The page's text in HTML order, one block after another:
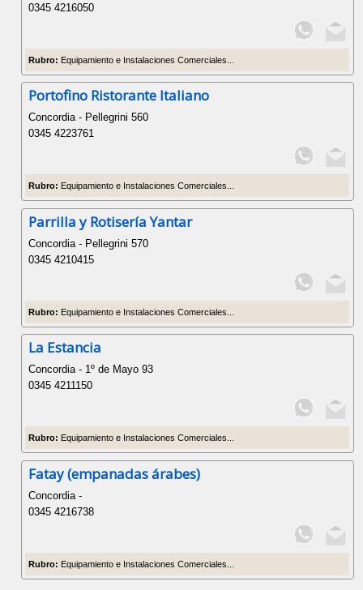
0345 4216050
Rubro: Equipamiento e Instalaciones Comerciales...
Portofino Ristorante Italiano
Concordia - Pellegrini 560
0345 4223761
Rubro: Equipamiento e Instalaciones Comerciales...
Parrilla y Rotisería Yantar
Concordia - Pellegrini 570
0345 4210415
Rubro: Equipamiento e Instalaciones Comerciales...
La Estancia
Concordia - 1º de Mayo 93
0345 4211150
Rubro: Equipamiento e Instalaciones Comerciales...
Fatay (empanadas árabes)
Concordia -
0345 4216738
Rubro: Equipamiento e Instalaciones Comerciales...